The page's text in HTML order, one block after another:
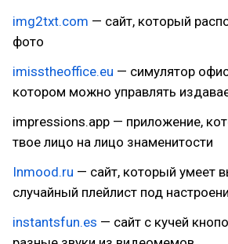
img2txt.com — сайт, который
фото
imisstheoffice.eu — симулятор
котором можно управлять
impressions.app — приложение,
твое лицо на лицо знаменитости
Inmood.ru — сайт, который умеет
случайный плейлист под
instantsfun.es — сайт с кучей